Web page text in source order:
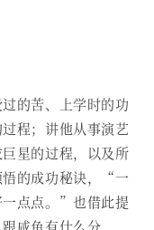
的苦、上学时的功
程；讲他从事演艺
星的过程，以及所
悟的成功秘诀，“一
一点点。”也借此提
咸鱼有什么分